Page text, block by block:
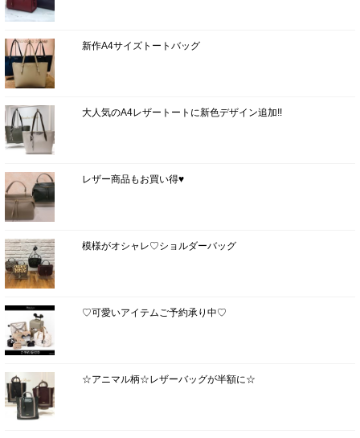
新作A4サイズトートバッグ
大人気のA4レザートートに新色デザイン追加!!
レザー商品もお買い得♥
模様がオシャレ♡ショルダーバッグ
♡可愛いアイテムご予約承り中♡
☆アニマル柄☆レザーバッグが半額に☆